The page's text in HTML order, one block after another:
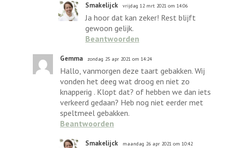
Smakelijck vrijdag 12 mrt 2021 om 14:06
Ja hoor dat kan zeker! Rest blijft
gewoon gelijk.
Beantwoorden
Gemma zondag 25 apr 2021 om 14:24
Hallo, vanmorgen deze taart gebakken. Wij
vonden het deeg wat droog en niet zo
knapperig . Klopt dat? of hebben we dan iets
verkeerd gedaan? Heb nog niet eerder met
speltmeel gebakken.
Beantwoorden
Smakelijck maandag 26 apr 2021 om 10:42